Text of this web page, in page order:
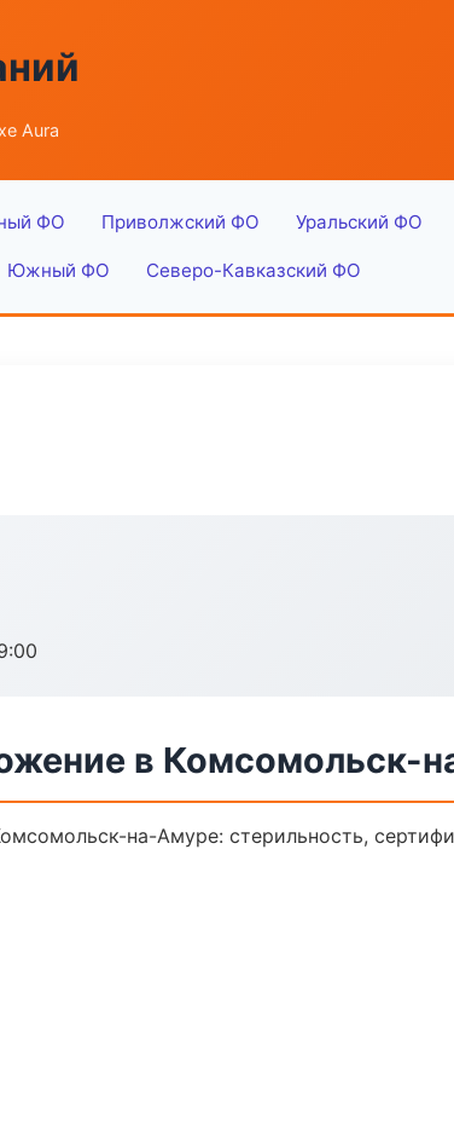
Aura
ФО Приволжский ФО Уральский ФО
Южный ФО Северо-Кавказский ФО
в Комсомольск-
на-Амуре: стерильность,